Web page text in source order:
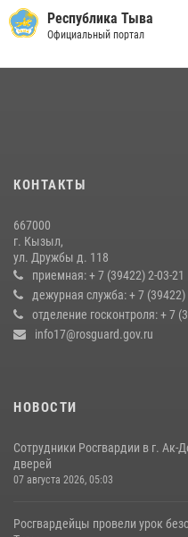
Спортсмены Росгвардии стали
Чемпионата по лёгкой атлетике
Росгвардия совместно ГИМС
13 июля 2026, 08:55
Кызылчанин поблагодарил
оперативное реагирование в
17 июля 2026, 07:22 1
Республика Тыва
Официальный портал
КОНТАКТЫ
667000
г. Кызыл,
ул. Дружбы д. 118
приемная: + 7 (39422) 2-03-21
дежурная служба: + 7 (39422)
отделение госконтроля: + 7
info17@rosguard.gov.ru
НОВОСТИ
Сотрудники Росгвардии в г.
дверей
07 августа 2026, 05:03
Росгвардейцы провели урок